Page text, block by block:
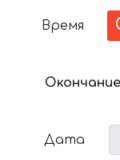
Время
Дата